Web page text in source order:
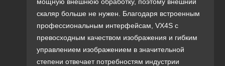
скаляр больше не нужен. Благодаря встроенным
профессиональным интерфейсам, VX4S с
превосходным качеством изображения и гибким
управлением изображением в значительной
степени отвечает потребностям индустрии